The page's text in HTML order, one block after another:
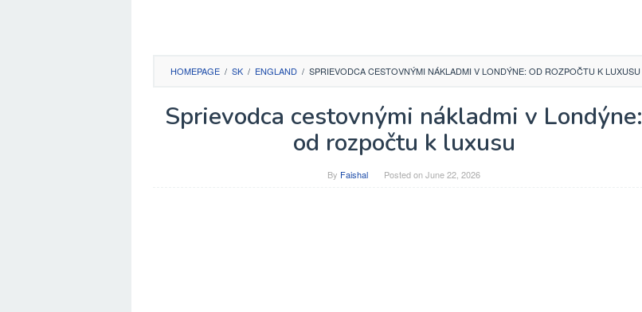
HOMEPAGE / SK / ENGLAND / SPRIEVODCA CESTOVNÝMI NÁKLADMI V LONDÝNE: OD ROZPOČTU K LUXUSU
Sprievodca cestovnými nákladmi v Londýne:
od rozpočtu k luxusu
By Faishal Posted onJune 22, 2026